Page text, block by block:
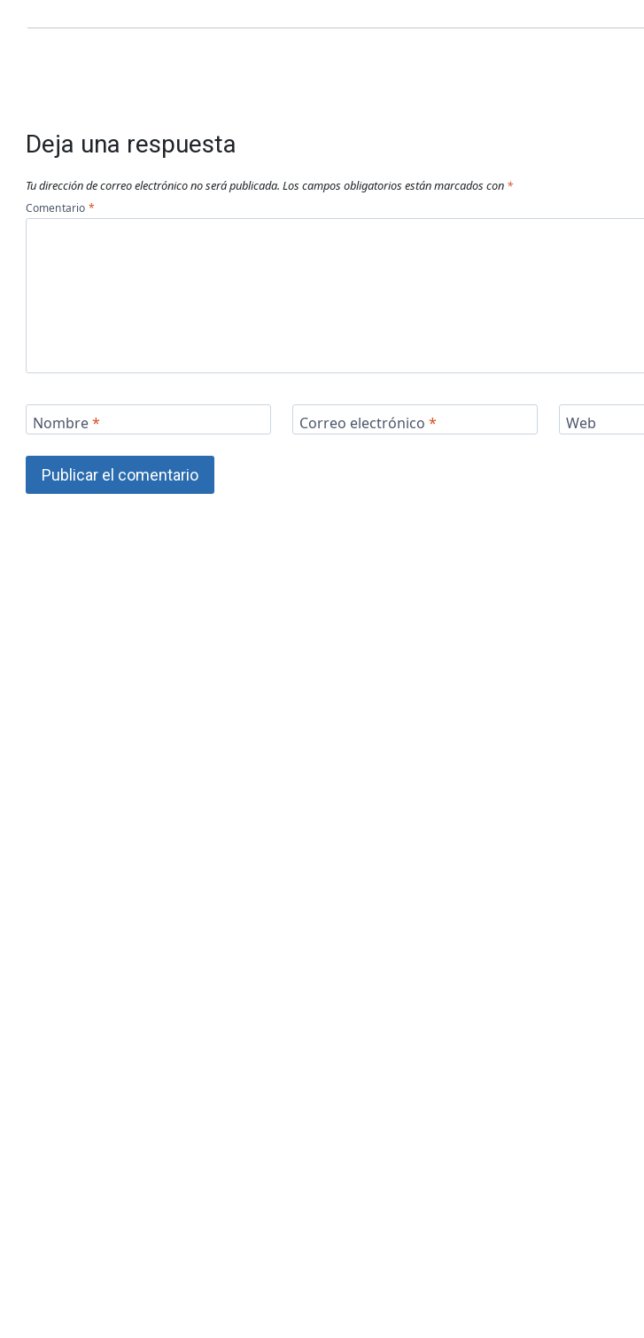
Deja una respuesta
Tu dirección de correo electrónico no será publicada. Los campos obligatorios están marcados con *
Comentario *
Nombre* Correo electrónico * Web